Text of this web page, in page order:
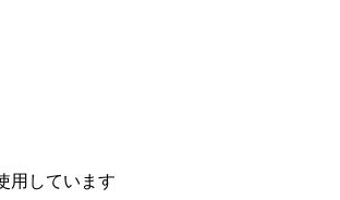
用しています